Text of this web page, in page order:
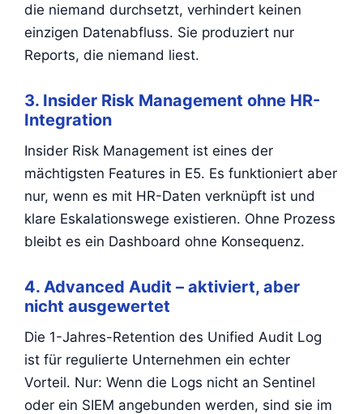
die niemand durchsetzt, verhindert keinen
einzigen Datenabfluss. Sie produziert nur
Reports, die niemand liest.
3. Insider Risk Management ohne HR-
Integration
Insider Risk Management ist eines der
mächtigsten Features in E5. Es funktioniert aber
nur, wenn es mit HR-Daten verknüpft ist und
klare Eskalationswege existieren. Ohne Prozess
bleibt es ein Dashboard ohne Konsequenz.
4. Advanced Audit – aktiviert, aber
nicht ausgewertet
Die 1-Jahres-Retention des Unified Audit Log
ist für regulierte Unternehmen ein echter
Vorteil. Nur: Wenn die Logs nicht an Sentinel
oder ein SIEM angebunden werden, sind sie im